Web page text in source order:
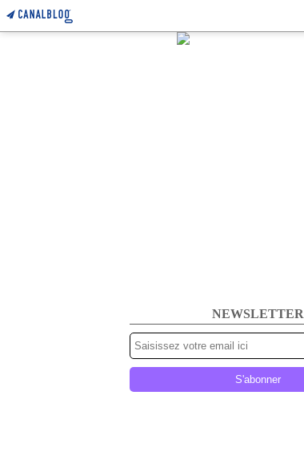
NEWSLETTER